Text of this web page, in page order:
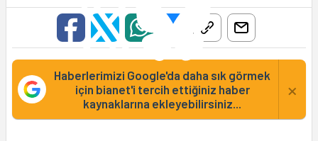
Haberlerimizi Google'da daha sık görmek
için bianet'i tercih ettiğiniz haber
kaynaklarına ekleyebilirsiniz...
×